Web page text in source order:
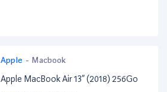
Apple - Macbook
Apple MacBook Air 13” (2018) 256Go